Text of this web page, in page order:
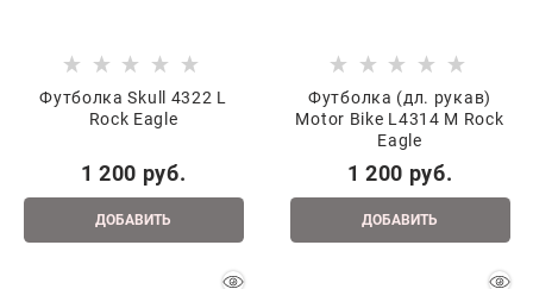
Футболка Skull 4322 L
Rock Eagle
1 200 руб.
ДОБАВИТЬ
Футболка (дл. рукав)
Motor Bike L4314 M Rock
Eagle
1 200 руб.
ДОБАВИТЬ